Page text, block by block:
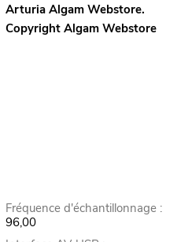
ArturiaAlgam Webstore.
Copyright Algam Webstore
Fréquence d'échantillonnage :
96,00